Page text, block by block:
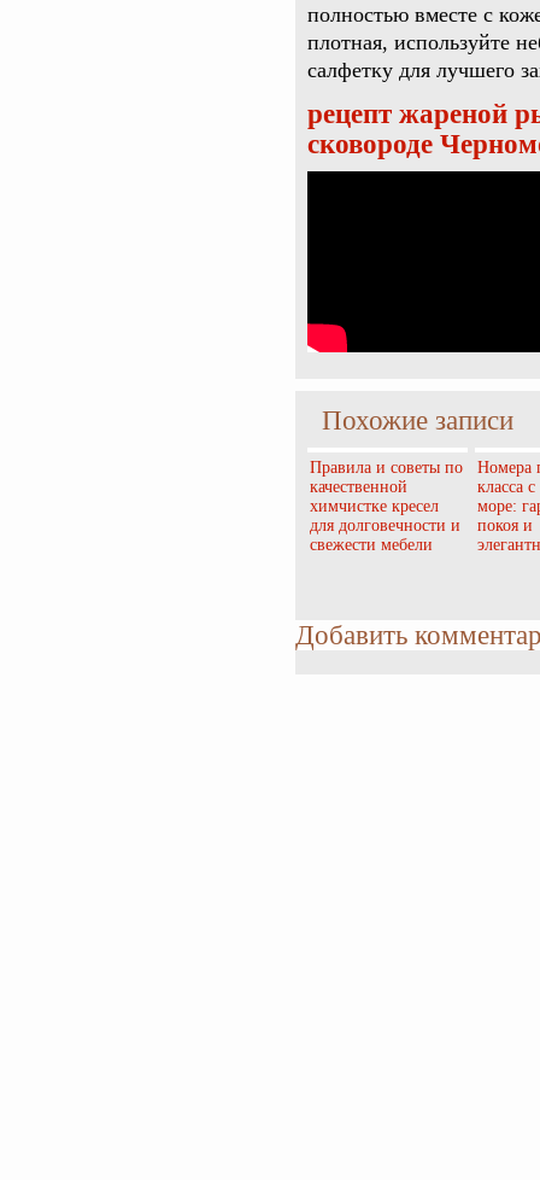
полностью вместе с
плотная, используйте
салфетку для лучшего
рецепт жареной
сковороде
Похожие записи
Правила и советы по
качественной
химчистке кресел
для долговечности и
свежести мебели
Номера
класса
море:
покоя и
Добавить